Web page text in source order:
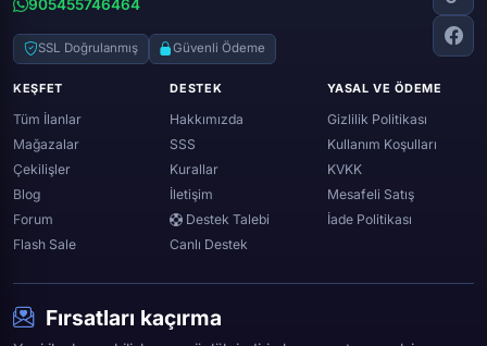
Zula
Genshin ımpact
Twitter (x)
Spotify
905455746464
SSL Doğrulanmış Güvenli Ödeme
KEŞFET
Tüm İlanlar
Mağazalar
Çekilişler
Blog
Forum
Flash Sale
DESTEK
Hakkımızda
SSS
Kurallar
İletişim
Destek Talebi
Canlı Destek
YASAL VE ÖDEME
Gizlilik Politikası
Kullanım Koşulları
KVKK
Mesafeli Satış
İade Politikası
Fırsatları kaçırma